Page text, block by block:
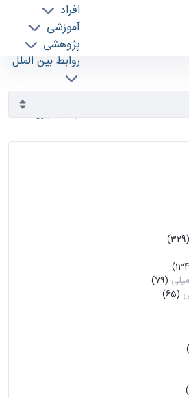
افراد
آموزشی
پژوهشی
روابط بین الملل
خدمات
آرشیو اطلاعیه ها - ece- دانشکده مهندسی برق و
(329)
(79)
(65)